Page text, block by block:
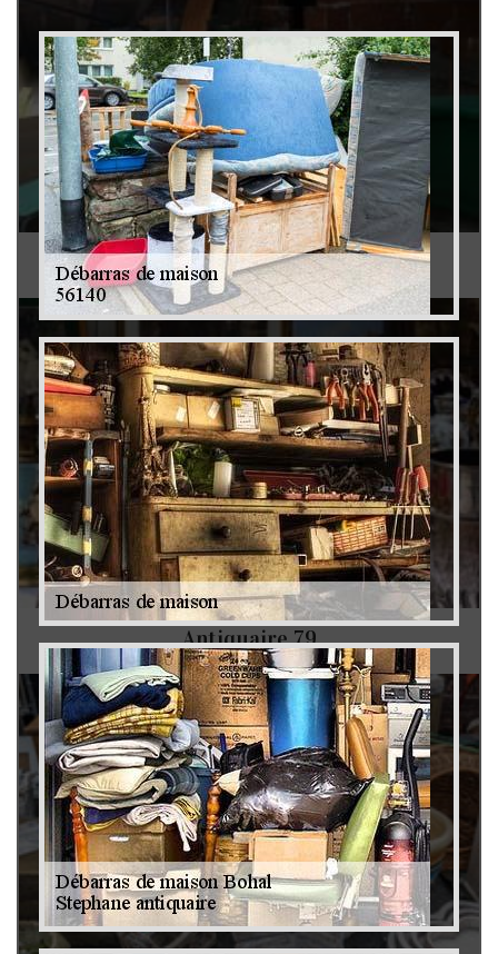
Débarras de grenier et cave 79
Antiquaire 79